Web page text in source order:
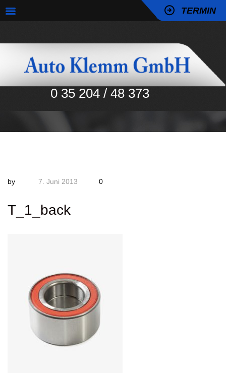
TERMIN
0 35 204 / 48 373
by 7. Juni 2013 0
T_1_back